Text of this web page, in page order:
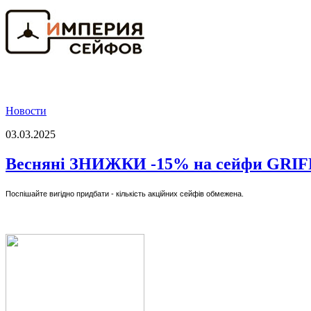
Новости
03.03.2025
Весняні ЗНИЖКИ -15% на сейфи
Поспішайте вигідно придбати - кількість акційних сейфів обмежена.